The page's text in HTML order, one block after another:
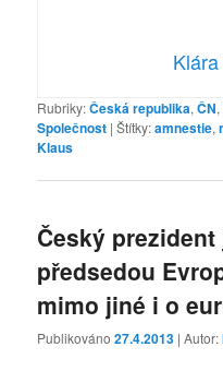
Rubriky:Česká republika,ČN,
Společnost |Štítky:amnestie,
Klaus
Český
předsedou
mimo jiné i o
Publikováno27.4.2013 | Autor: